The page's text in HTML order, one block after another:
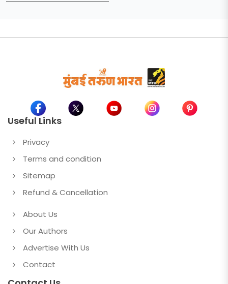
Useful Links
Privacy
Terms and condition
Sitemap
Refund & Cancellation
About Us
Our Authors
Advertise With Us
Contact